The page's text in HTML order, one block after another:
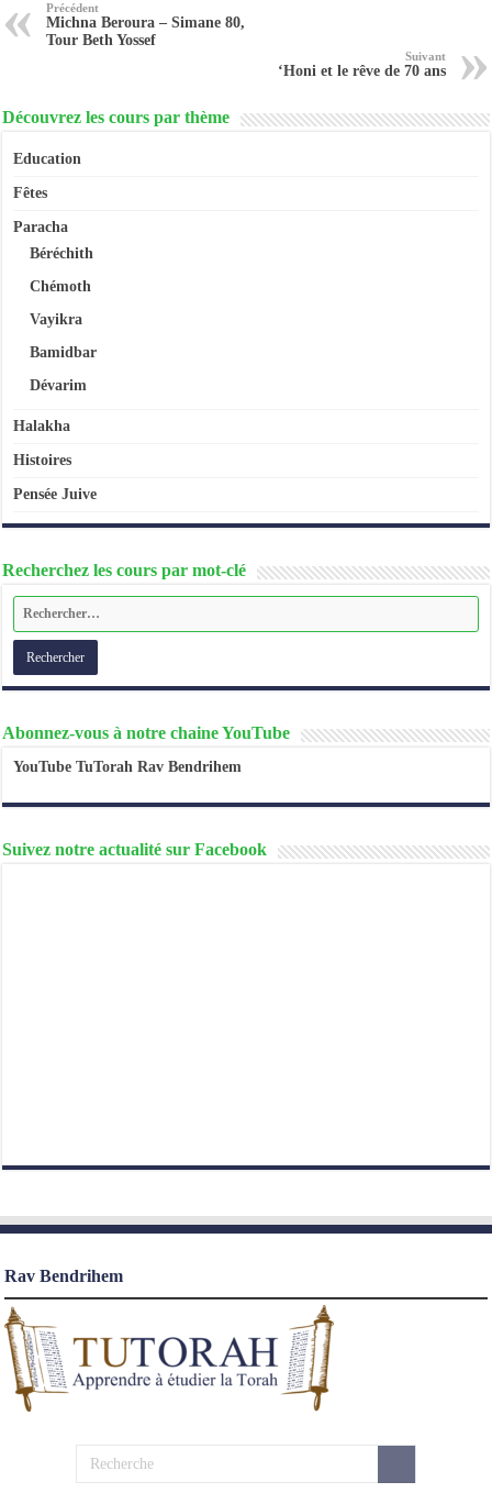
Précédent
Michna Beroura – Simane 80,
Tour Beth Yossef
Suivant
‘Honi et le rêve de 70 ans
Découvrez les cours par thème
Education
Fêtes
Paracha
Béréchith
Chémoth
Vayikra
Bamidbar
Dévarim
Halakha
Histoires
Pensée Juive
Recherchez les cours par mot-clé
Abonnez-vous à notre chaine YouTube
YouTube TuTorah Rav Bendrihem
Suivez notre actualité sur Facebook
Rav Bendrihem